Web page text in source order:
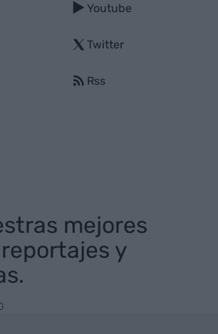
Youtube
Twitter
Rss
mejores
y